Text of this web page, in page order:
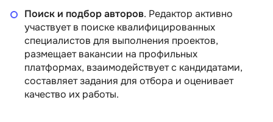
Поиск и подбор авторов. Редактор активно
участвует в поиске квалифицированных
специалистов для выполнения проектов,
размещает вакансии на профильных
платформах, взаимодействует с кандидатами,
составляет задания для отбора и оценивает
качество их работы.